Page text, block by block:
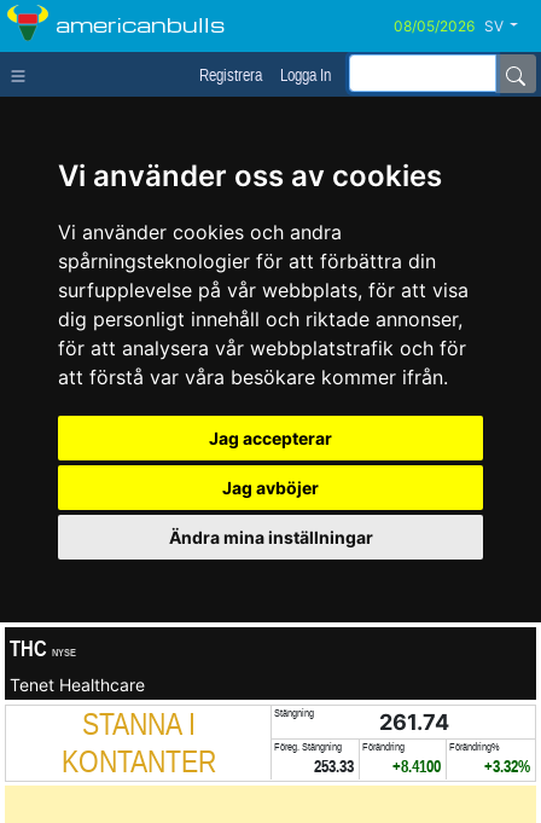
Vi använder oss av cookies
Vi använder cookies och andra
spårningsteknologier för att förbättra din
surfupplevelse på vår webbplats, för att visa
dig personligt innehåll och riktade annonser,
för att analysera vår webbplatstrafik och för
att förstå var våra besökare kommer ifrån.
Jag accepterar
Jag avböjer
Ändra mina inställningar
americanbulls SV
Registrera Logga In
THC NYSE
Tenet Healthcare
STANNA I
KONTANTER
Stängning 261.74
Föreg. Stängning
253.33
Förändring
+8.4100
Förändring%
+3.32%